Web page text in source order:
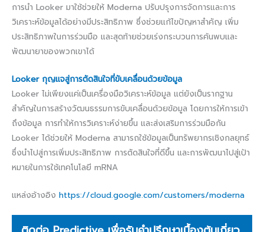
การนำ Looker มาใช้ช่วยให้ Moderna ปรับปรุงการจัดการและการ
วิเคราะห์ข้อมูลได้อย่างมีประสิทธิภาพ ซึ่งช่วยแก้ไขปัญหาสำคัญ เพิ่ม
ประสิทธิภาพในการร่วมมือ และสุดท้ายช่วยเร่งกระบวนการค้นพบและ
พัฒนายาของพวกเขาได้
Looker กุญแจสู่การตัดสินใจที่ขับเคลื่อนด้วยข้อมูล
Looker ไม่เพียงแค่เป็นเครื่องมือวิเคราะห์ข้อมูล แต่ยังเป็นรากฐาน
สำคัญในการสร้างวัฒนธรรมการขับเคลื่อนด้วยข้อมูล โดยการให้การเข้า
ถึงข้อมูล การทำให้การวิเคราะห์ง่ายขึ้น และส่งเสริมการร่วมมือกัน
Looker ได้ช่วยให้ Moderna สามารถใช้ข้อมูลเป็นทรัพยากรเชิงกลยุทธ์
ซึ่งนำไปสู่การเพิ่มประสิทธิภาพ การตัดสินใจที่ดีขึ้น และการพัฒนาไปสู่เป้า
หมายในการใช้เทคโนโลยี mRNA
แหล่งอ้างอิง https://cloud.google.com/customers/moderna